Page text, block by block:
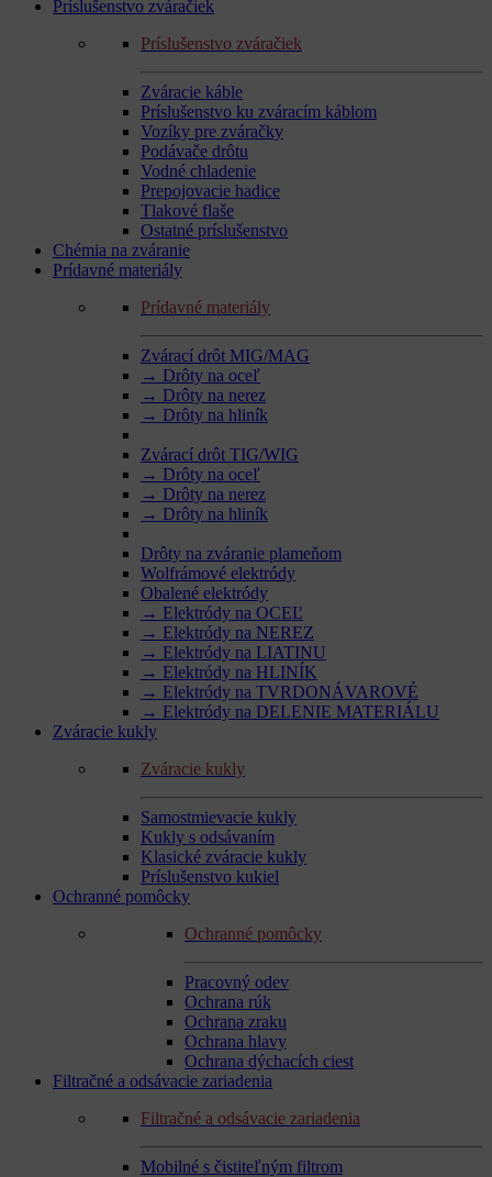
Príslušenstvo zváračiek
Príslušenstvo zváračiek
Zváracie káble
Príslušenstvo ku zváracím káblom
Vozíky pre zváračky
Podávače drôtu
Vodné chladenie
Prepojovacie hadice
Tlakové flaše
Ostatné príslušenstvo
Chémia na zváranie
Prídavné materiály
Prídavné materiály
Zvárací drôt MIG/MAG
→ Drôty na oceľ
→ Drôty na nerez
→ Drôty na hliník
Zvárací drôt TIG/WIG
→ Drôty na oceľ
→ Drôty na nerez
→ Drôty na hliník
Drôty na zváranie plameňom
Wolfrámové elektródy
Obalené elektródy
→ Elektródy na OCEĽ
→ Elektródy na NEREZ
→ Elektródy na LIATINU
→ Elektródy na HLINÍK
→ Elektródy na TVRDONÁVAROVÉ
→ Elektródy na DELENIE MATERIÁLU
Zváracie kukly
Zváracie kukly
Samostmievacie kukly
Kukly s odsávaním
Klasické zváracie kukly
Príslušenstvo kukiel
Ochranné pomôcky
Ochranné pomôcky
Pracovný odev
Ochrana rúk
Ochrana zraku
Ochrana hlavy
Ochrana dýchacích ciest
Filtračné a odsávacie zariadenia
Filtračné a odsávacie zariadenia
Mobilné s čistiteľným filtrom